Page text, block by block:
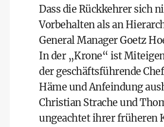
Dass die Rückkehrer sich
Vorbehalten als an
General Manager Goetz
In der „Krone“ ist
der geschäftsführende
Häme und Anfeindung
Christian Strache und
ungeachtet ihrer früheren